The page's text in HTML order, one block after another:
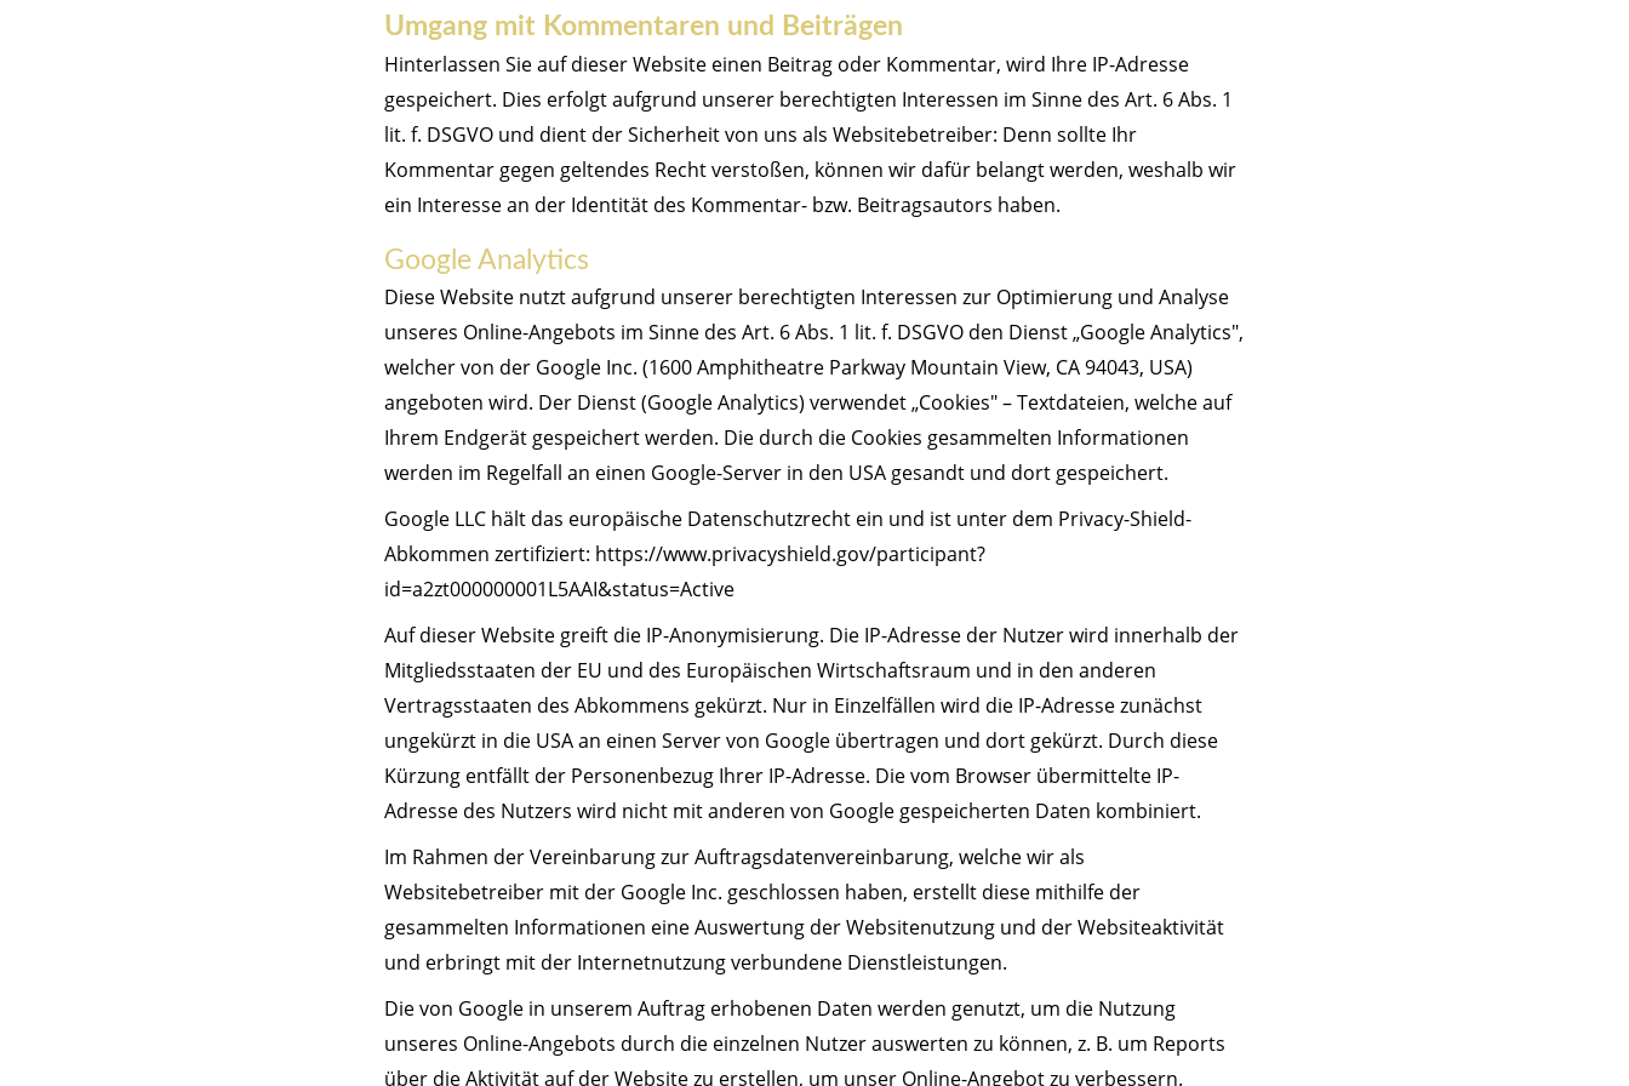
Umgang mit Kommentaren und Beiträgen
Hinterlassen Sie auf dieser Website einen Beitrag oder Kommentar, wird Ihre IP-Adresse
gespeichert. Dies erfolgt aufgrund unserer berechtigten Interessen im Sinne des Art. 6 Abs. 1
lit. f. DSGVO und dient der Sicherheit von uns als Websitebetreiber: Denn sollte Ihr
Kommentar gegen geltendes Recht verstoßen, können wir dafür belangt werden, weshalb wir
ein Interesse an der Identität des Kommentar- bzw. Beitragsautors haben.
Google Analytics
Diese Website nutzt aufgrund unserer berechtigten Interessen zur Optimierung und Analyse
unseres Online-Angebots im Sinne des Art. 6 Abs. 1 lit. f. DSGVO den Dienst „Google Analytics",
welcher von der Google Inc. (1600 Amphitheatre Parkway Mountain View, CA 94043, USA)
angeboten wird. Der Dienst (Google Analytics) verwendet „Cookies" – Textdateien, welche auf
Ihrem Endgerät gespeichert werden. Die durch die Cookies gesammelten Informationen
werden im Regelfall an einen Google-Server in den USA gesandt und dort gespeichert.
Google LLC hält das europäische Datenschutzrecht ein und ist unter dem Privacy-Shield-
Abkommen zertifiziert: https://www.privacyshield.gov/participant?
id=a2zt000000001L5AAI&status=Active
Auf dieser Website greift die IP-Anonymisierung. Die IP-Adresse der Nutzer wird innerhalb der
Mitgliedsstaaten der EU und des Europäischen Wirtschaftsraum und in den anderen
Vertragsstaaten des Abkommens gekürzt. Nur in Einzelfällen wird die IP-Adresse zunächst
ungekürzt in die USA an einen Server von Google übertragen und dort gekürzt. Durch diese
Kürzung entfällt der Personenbezug Ihrer IP-Adresse. Die vom Browser übermittelte IP-
Adresse des Nutzers wird nicht mit anderen von Google gespeicherten Daten kombiniert.
Im Rahmen der Vereinbarung zur Auftragsdatenvereinbarung, welche wir als
Websitebetreiber mit der Google Inc. geschlossen haben, erstellt diese mithilfe der
gesammelten Informationen eine Auswertung der Websitenutzung und der Websiteaktivität
und erbringt mit der Internetnutzung verbundene Dienstleistungen.
Die von Google in unserem Auftrag erhobenen Daten werden genutzt, um die Nutzung
unseres Online-Angebots durch die einzelnen Nutzer auswerten zu können, z. B. um Reports
über die Aktivität auf der Website zu erstellen, um unser Online-Angebot zu verbessern.